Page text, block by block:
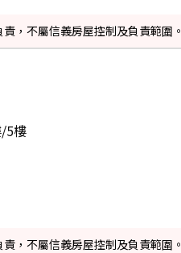
，不屬信義房屋控制及負責範圍。
5樓
，不屬信義房屋控制及負責範圍。